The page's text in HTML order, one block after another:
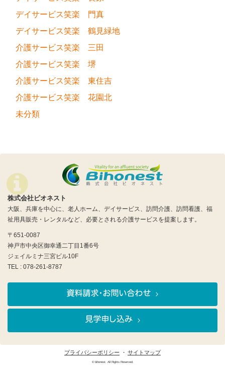
デイサービス笑楽 門真
デイサービス笑楽 鶴見緑地
介護サービス笑楽 三田
介護サービス笑楽 堺
介護サービス笑楽 東住吉
介護サービス笑楽 花園北
未分類
株式会社ビオネスト
大阪、兵庫を中心に、老人ホーム、デイサービス、訪問介護、訪問看護、福
祉用具販売・レンタルなど、必要とされる介護サービスを提案します。
〒651-0087
神戸市中央区御幸通二丁目1番6号
ジェイルミナ三宮ビル10F
TEL : 078-261-8787
プライバシーポリシー サイトマップ
© bihonest. All Rights Reserved.